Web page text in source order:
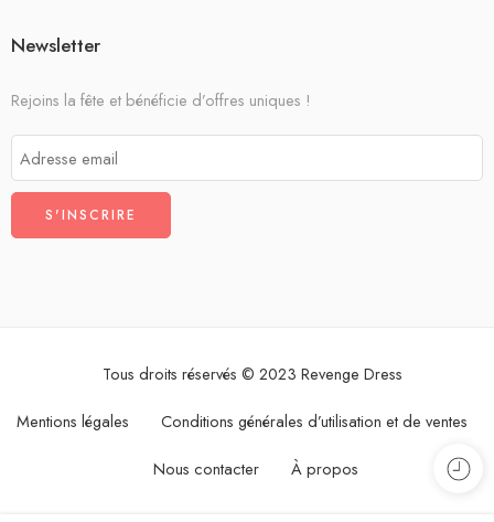
Newsletter
Rejoins la fête et bénéficie d’offres uniques !
Tous droits réservés © 2023 Revenge Dress
Mentions légales Conditions générales d’utilisation et de ventes
Nous contacter À propos